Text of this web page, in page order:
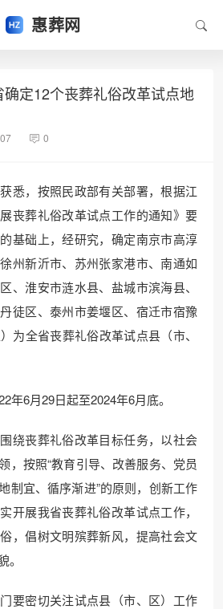
惠葬网
确定12个丧葬礼俗改革试点地
0
悉，按照民政部有关部署，根据江
丧葬礼俗改革试点工作的通知》要
基础上，经研究，确定南京市高淳
州新沂市、苏州张家港市、南通如
、淮安市涟水县、盐城市滨海县、
徒区、泰州市姜堰区、宿迁市宿豫
为全省丧葬礼俗改革试点县（市、
年6月29日起至2024年6月底。
绕丧葬礼俗改革目标任务，以社会
，按照“教育引导、改善服务、党员
制宜、循序渐进”的原则，创新工作
开展我省丧葬礼俗改革试点工作，
，倡树文明殡葬新风，提高社会文
要密切关注试点县（市、区）工作